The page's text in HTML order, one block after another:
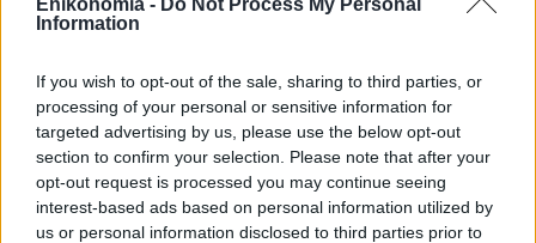
Information
If you wish to opt-out of the sale, sharing to third parties, or
processing of your personal or sensitive information for
targeted advertising by us, please use the below opt-out
section to confirm your selection. Please note that after your
opt-out request is processed you may continue seeing
interest-based ads based on personal information utilized by
us or personal information disclosed to third parties prior to
Η Realnews αυτής της Κυριακής